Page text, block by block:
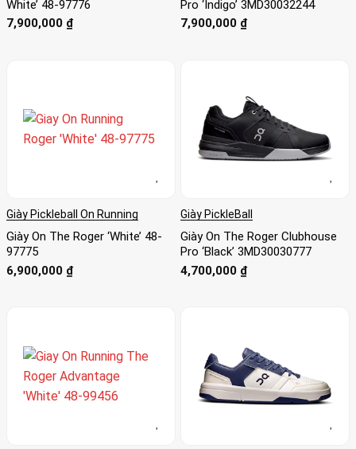
White’ 48-97776
7,900,000 ₫
Pro ‘Indigo’ 3MD30032244
7,900,000 ₫
Giày Pickleball On Running
Giày On The Roger ‘White’ 48-
97775
6,900,000 ₫
Giày PickleBall
Giày On The Roger Clubhouse
Pro ‘Black’ 3MD30030777
4,700,000 ₫